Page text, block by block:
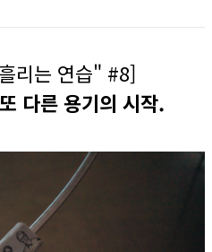
리는 연습" #8]
다른 용기의 시작.